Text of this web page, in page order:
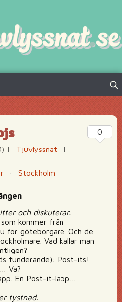
Sök
| Tjuvlyssnat
|
· Stockholm
och diskuterar.
kommer från
för göteborgare. Och de
Vad kallar man
funderande): Post-its!
Va?
En Post-it-lapp…
tystnad.
0